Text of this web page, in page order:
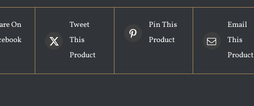
On
Tweet
This
Product
Pin This
Product
Email
This
Product